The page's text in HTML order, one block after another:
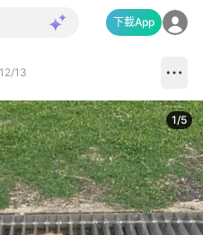
下載App
13
1/5